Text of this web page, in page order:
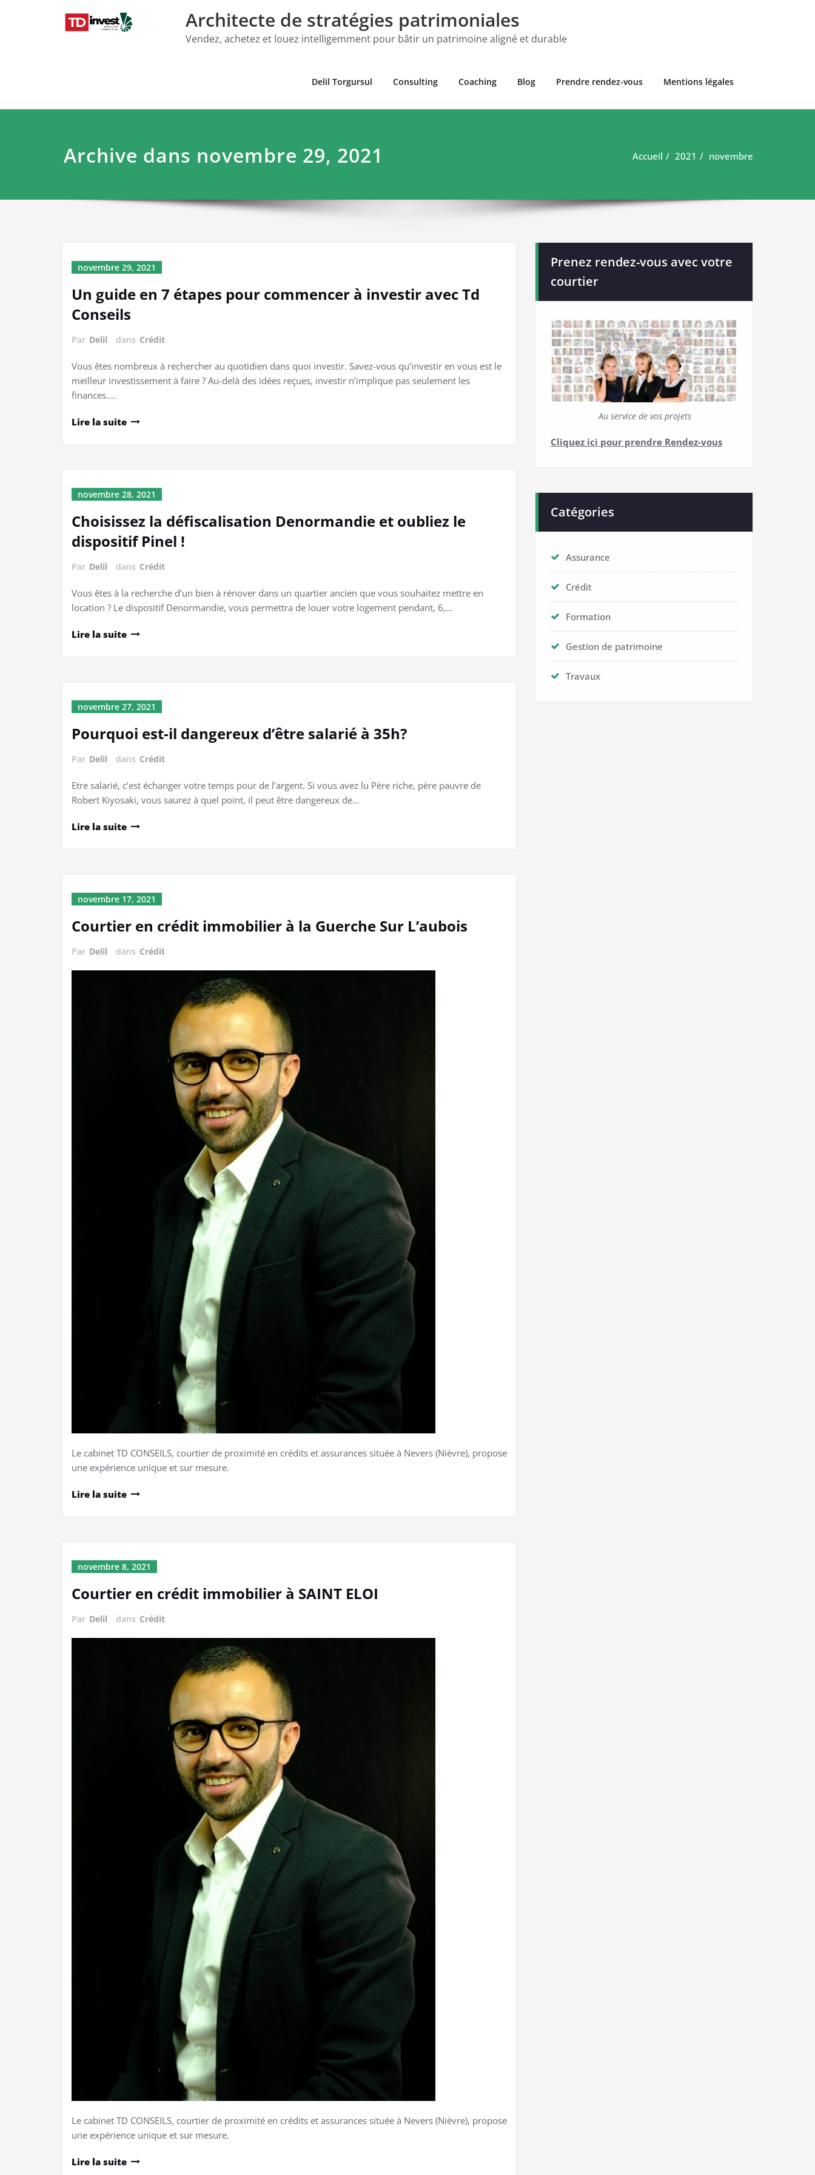
Architecte de stratégies patrimoniales
Vendez, achetez et louez intelligemment pour bâtir un patrimoine aligné et durable
Delil Torgursul Consulting Coaching Blog Prendre rendez-vous Mentions légales
Archive dans novembre 29, 2021 Accueil 2021 novembre
novembre 29, 2021
Un guide en 7 étapes pour commencer à investir avec Td
Conseils
Par Delil dans Crédit
Vous êtes nombreux à rechercher au quotidien dans quoi investir. Savez-vous qu’investir en vous est le
meilleur investissement à faire ? Au-delà des idées reçues, investir n’implique pas seulement les
finances.…
Lire la suite
novembre 28, 2021
Choisissez la défiscalisation Denormandie et oubliez le
dispositif Pinel !
Par Delil dans Crédit
Vous êtes à la recherche d’un bien à rénover dans un quartier ancien que vous souhaitez mettre en
location ? Le dispositif Denormandie, vous permettra de louer votre logement pendant, 6,…
Lire la suite
novembre 27, 2021
Pourquoi est-il dangereux d’être salarié à 35h?
Par Delil dans Crédit
Etre salarié, c’est échanger votre temps pour de l’argent. Si vous avez lu Père riche, père pauvre de
Robert Kiyosaki, vous saurez à quel point, il peut être dangereux de…
Lire la suite
novembre 17, 2021
Courtier en crédit immobilier à la Guerche Sur L’aubois
Par Delil dans Crédit
Le cabinet TD CONSEILS, courtier de proximité en crédits et assurances située à Nevers (Nièvre), propose
une expérience unique et sur mesure.
Lire la suite
novembre 8, 2021
Courtier en crédit immobilier à SAINT ELOI
Par Delil dans Crédit
Le cabinet TD CONSEILS, courtier de proximité en crédits et assurances située à Nevers (Nièvre), propose
une expérience unique et sur mesure.
Lire la suite
Prenez rendez-vous avec votre
courtier
Au service de vos projets
Cliquez ici pour prendre Rendez-vous
Catégories
Assurance
Crédit
Formation
Gestion de patrimoine
Travaux